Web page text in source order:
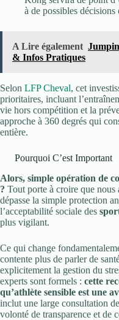
à de possibles décisions
A Lire également
& Infos Pratiques
Selon LFP Cheval, cet
prioritaires, incluant
vie hors compétition et la
approche à 360 degrés qui
entière.
Pourquoi C’est Important
Alors, simple opération de
? Tout porte à croire que nous
dépasse la simple protection
l’acceptabilité sociale des
plus vigilant.
Ce qui change
contente plus de parler de
explicitement la gestion du
experts sont formels : cette
qu’athlète sensible est une
inclut une large consultation
volonté de transparence et de